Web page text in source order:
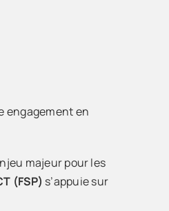
engagement en
majeur pour les
(FSP) s’appuie sur